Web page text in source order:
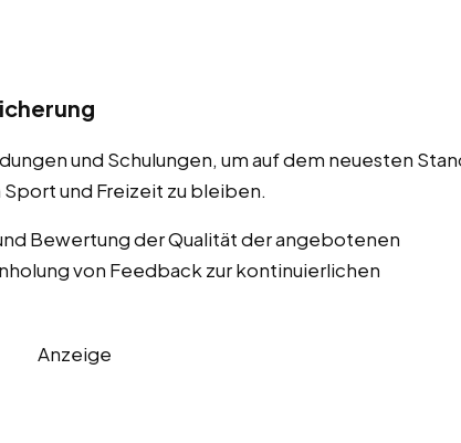
und Schulungen, um auf dem neuesten
und Freizeit zu bleiben.
Bewertung der Qualität der angebotenen
von Feedback zur kontinuierlichen
Anzeige